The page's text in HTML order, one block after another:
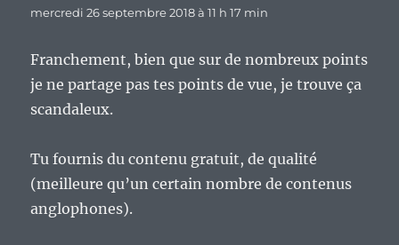
mercredi 26 septembre 2018 à 11 h 17 min
Franchement, bien que sur de nombreux points
je ne partage pas tes points de vue, je trouve ça
scandaleux.
Tu fournis du contenu gratuit, de qualité
(meilleure qu’un certain nombre de contenus
anglophones).